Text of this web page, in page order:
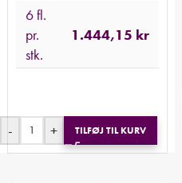
6 fl.
pr.
stk.
1.444,15 kr
- + TILFØJ TIL KURV